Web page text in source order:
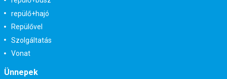
repülő+hajó
Repülővel
Szolgáltatás
Vonat
Ünnepek